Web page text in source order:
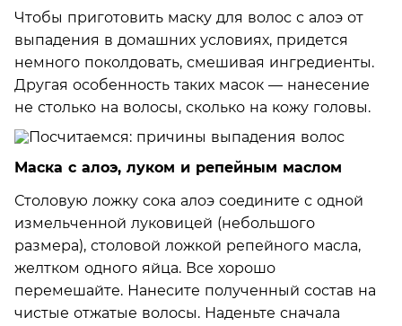
Чтобы приготовить маску для волос с алоэ от
выпадения в домашних условиях, придется
немного поколдовать, смешивая ингредиенты.
Другая особенность таких масок — нанесение
не столько на волосы, сколько на кожу головы.
Маска с алоэ, луком и репейным маслом
Столовую ложку сока алоэ соедините с одной
измельченной луковицей (небольшого
размера), столовой ложкой репейного масла,
желтком одного яйца. Все хорошо
перемешайте. Нанесите полученный состав на
чистые отжатые волосы. Наденьте сначала